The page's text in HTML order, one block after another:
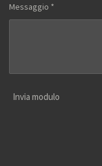
Messaggio *
Invia modulo